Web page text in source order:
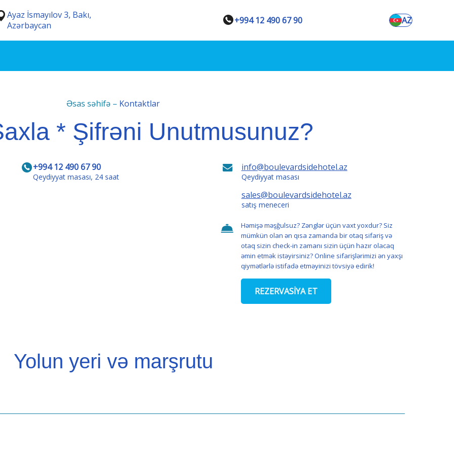
Ayaz İsmayılov 3, Bakı,
Azərbaycan
+994 12 490 67 90 AZ
Əsas səhifə – Kontaktlar
* Şifrəni Unutmusunuz?
+994 12 490 67 90
Qeydiyyat masası, 24 saat
info@boulevardsidehotel.az
Qeydiyyat masası
sales@boulevardsidehotel.az
satış meneceri
Həmişə məşğulsuz? Zənglər üçün vaxt yoxdur? Siz
mümkün olan ən qısa zamanda bir otaq sifariş və
otaq sizin check-in zamanı sizin üçün hazır olacaq
əmin etmək istəyirsiniz? Online sifarişlərimizi ən yaxşı
qiymətlərlə istifadə etməyinizi tövsiyə edirik!
REZERVASİYA ET
Yolun yeri və marşrutu